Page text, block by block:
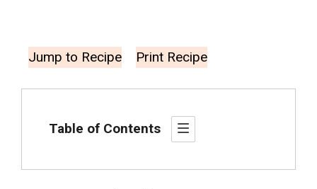
Jump to Recipe Print Recipe
Table of Contents